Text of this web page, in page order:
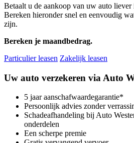
Betaalt u de aankoop van uw auto
Bereken hieronder snel en eenvoudig
zijn.
Bereken je maandbedrag.
Particulier leasen Zakelijk leasen
Uw auto verzekeren via Auto
5 jaar aanschafwaardegarantie*
Persoonlijk advies zonder
Schadeafhandeling bij Auto
onderdelen
Een scherpe premie